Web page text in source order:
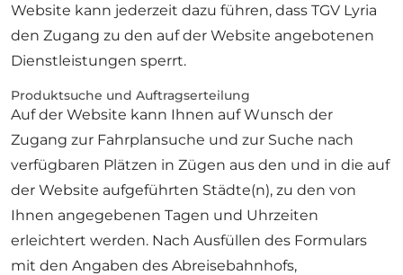
Website kann jederzeit dazu führen, dass TGV Lyria
den Zugang zu den auf der Website angebotenen
Dienstleistungen sperrt.
Produktsuche und Auftragserteilung
Auf der Website kann Ihnen auf Wunsch der
Zugang zur Fahrplansuche und zur Suche nach
verfügbaren Plätzen in Zügen aus den und in die auf
der Website aufgeführten Städte(n), zu den von
Ihnen angegebenen Tagen und Uhrzeiten
erleichtert werden. Nach Ausfüllen des Formulars
mit den Angaben des Abreisebahnhofs,